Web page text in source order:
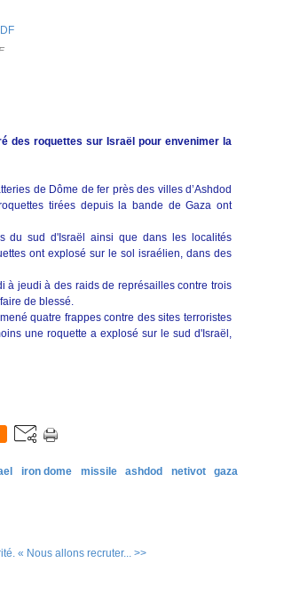
des roquettes sur Israël pour envenimer la
de Dôme de fer près des villes d’Ashdod
tirées depuis la bande de Gaza ont
du sud d'Israël ainsi que dans les localités
ont explosé sur le sol israélien, dans des
à jeudi à des raids de représailles contre trois
de blessé.
quatre frappes contre des sites terroristes
une roquette a explosé sur le sud d'Israël,
iron dome missile ashdod netivot
gaza
« Nous allons recruter... >>